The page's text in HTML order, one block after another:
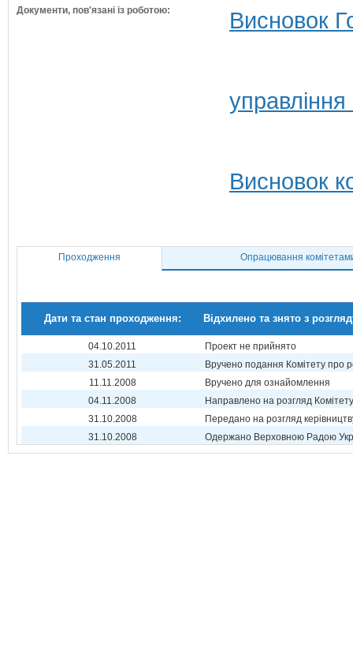
Документи, пов'язані із роботою: Висновок
Висновок
Проходження Опрацювання
Дати та стан проходження: Відхилено та знято з
04.10.2011
Проект не прийнято
31.05.2011
Вручено подання Комітету про
11.11.2008
Вручено для ознайомлення
04.11.2008
Направлено на розгляд Комітету
31.10.2008
Передано на розгляд
31.10.2008
Одержано Верховною Радою